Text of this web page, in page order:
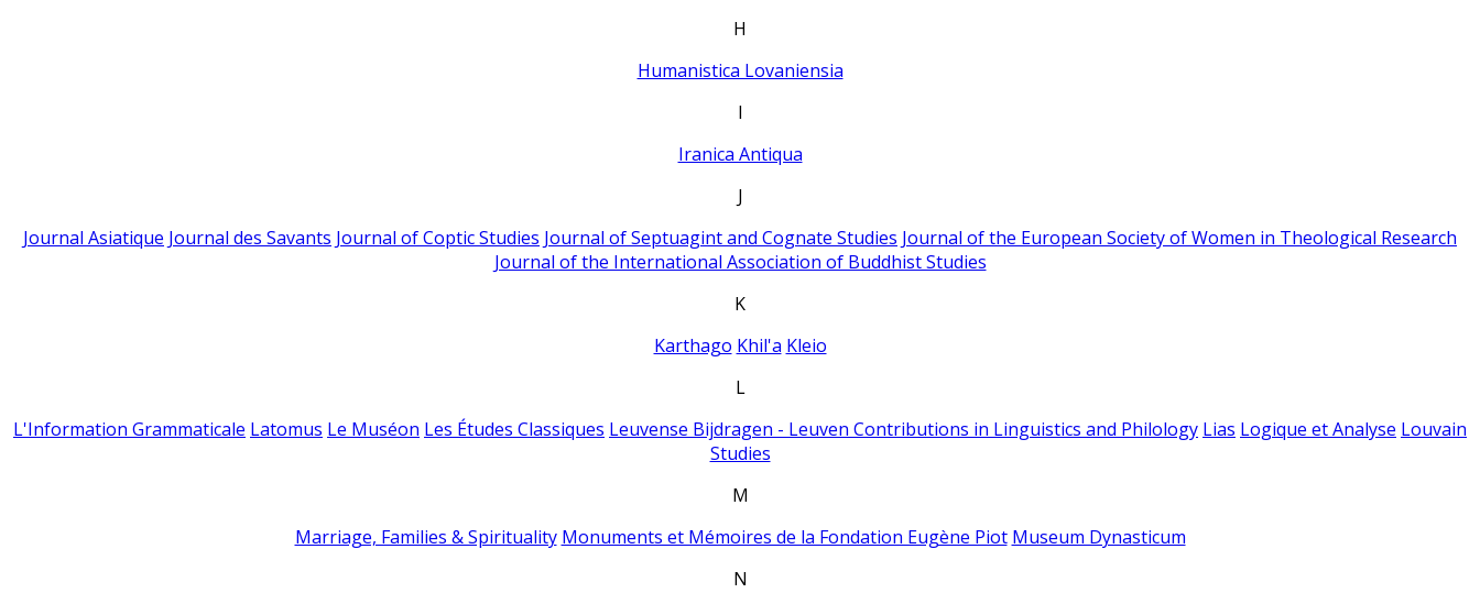
H
Humanistica Lovaniensia
I
Iranica Antiqua
J
Journal Asiatique Journal des Savants Journal of Coptic Studies Journal of Septuagint and Cognate Studies Journal of the European Society of Women in Theological Research
Journal of the International Association of Buddhist Studies
K
Karthago Khil'a Kleio
L
L'Information Grammaticale Latomus Le Muséon Les Études Classiques Leuvense Bijdragen - Leuven Contributions in Linguistics and Philology Lias Logique et Analyse Louvain
Studies
M
Marriage, Families & Spirituality Monuments et Mémoires de la Fondation Eugène Piot Museum Dynasticum
N